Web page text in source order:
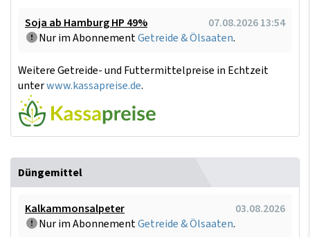
Soja ab Hamburg HP 49%
07.08.2026 13:54
Nur im AbonnementGetreide & Ölsaaten.
Weitere Getreide- und Futtermittelpreise in Echtzeit
unterwww.kassapreise.de.
Düngemittel
Kalkammonsalpeter
03.08.2026
Nur im AbonnementGetreide & Ölsaaten.